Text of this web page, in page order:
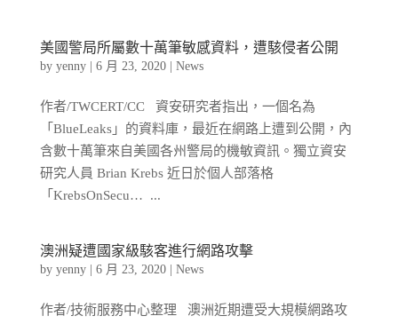
美國警局所屬數十萬筆敏感資料，遭駭侵者公開
by yenny| 6 月 23, 2020| News
作者/TWCERT/CC 資安研究者指出，一個名為
「BlueLeaks」的資料庫，最近在網路上遭到公開，內
含數十萬筆來自美國各州警局的機敏資訊。獨立資安
研究人員 Brian Krebs 近日於個人部落格
「KrebsOnSecu… ...
澳洲疑遭國家級駭客進行網路攻擊
by yenny| 6 月 23, 2020| News
作者/技術服務中心整理 澳洲近期遭受大規模網路攻